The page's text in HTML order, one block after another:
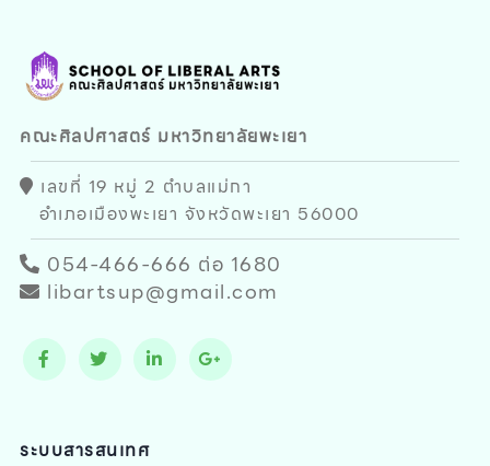
คณะศิลปศาสตร์ มหาวิทยาลัยพะเยา
เลขที่ 19 หมู่ 2 ตำบลแม่กา
อำเภอเมืองพะเยา จังหวัดพะเยา 56000
054-466-666 ต่อ 1680
libartsup@gmail.com
ระบบสารสนเทศ